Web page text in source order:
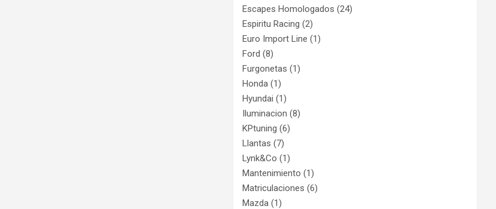
Escapes Homologados (24)
Espiritu Racing (2)
Euro Import Line (1)
Ford (8)
Furgonetas (1)
Honda (1)
Hyundai (1)
Iluminacion (8)
KPtuning (6)
Llantas (7)
Lynk&Co (1)
Mantenimiento (1)
Matriculaciones (6)
Mazda (1)